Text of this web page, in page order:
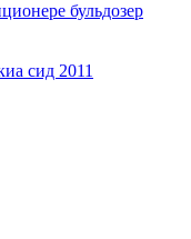
бульдозер
сид 2011